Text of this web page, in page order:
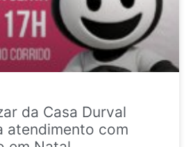
da Casa Durval
atendimento com